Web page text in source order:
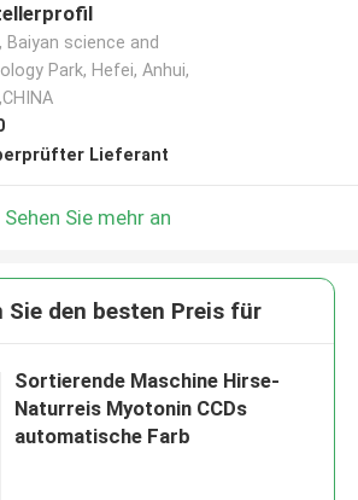
Baiyan science and
Park, Hefei, Anhui,
Lieferant
Sehen Sie mehr an
Sie den besten Preis für
Sortierende Maschine Hirse-
Naturreis Myotonin CCDs
automatische Farb